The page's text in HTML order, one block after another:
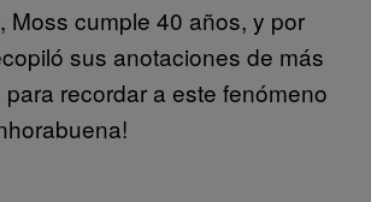
Moss cumple 40 años, y por
sus anotaciones de más
recordar a este fenómeno